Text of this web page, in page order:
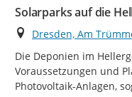
Solarparks auf die
Ort
Dresden, Am
Die Deponien im
Voraussetzungen und
Photovoltaik-Anlagen,